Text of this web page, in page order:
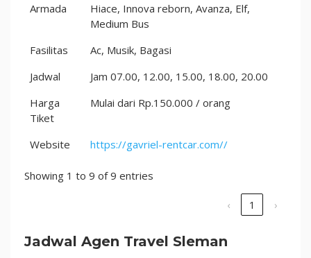
Armada
Hiace, Innova reborn, Avanza, Elf,
Medium Bus
Fasilitas
Ac, Musik, Bagasi
Jadwal
Jam 07.00, 12.00, 15.00, 18.00, 20.00
Harga
Tiket
Mulai dari Rp.150.000 / orang
Website https://gavriel-rentcar.com//
Showing 1 to 9 of 9 entries
‹ 1 ›
Jadwal Agen Travel Sleman